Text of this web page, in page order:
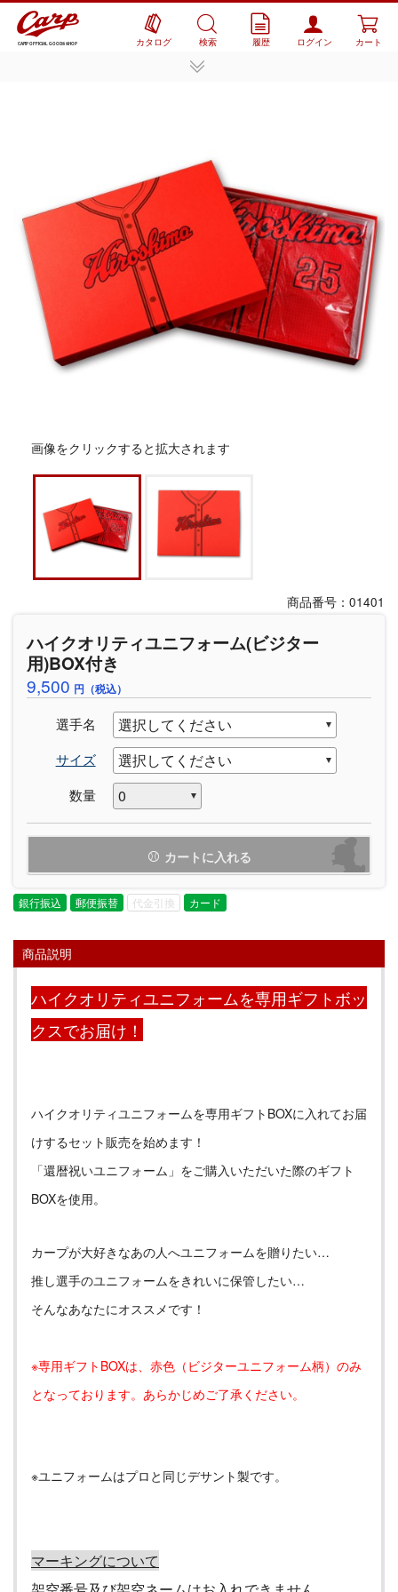
CARP OFFICIAL GOODS SHOP カタログ 検索 履歴 ログイン カート
画像をクリックすると拡大されます
商品番号：01401
ハイクオリティユニフォーム(ビジター
用)BOX付き
9,500 円（税込）
選手名
サイズ
数量
カートに入れる
銀行振込 郵便振替 代金引換 カード
商品説明
ハイクオリティユニフォームを専用ギフトボッ
クスでお届け！
ハイクオリティユニフォームを専用ギフトBOXに入れてお届
けするセット販売を始めます！
「還暦祝いユニフォーム」をご購入いただいた際のギフト
BOXを使用。
カープが大好きなあの人へユニフォームを贈りたい…
推し選手のユニフォームをきれいに保管したい…
そんなあなたにオススメです！
※専用ギフトBOXは、赤色（ビジターユニフォーム柄）のみ
となっております。あらかじめご了承ください。
※ユニフォームはプロと同じデサント製です。
マーキングについて